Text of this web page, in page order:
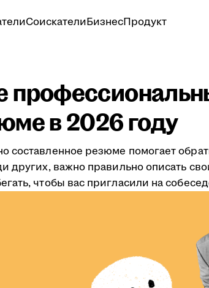
СоискателиБизнесПродукт
в 2026 году
составленное резюме помогает
других, важно правильно описать
чтобы вас пригласили на